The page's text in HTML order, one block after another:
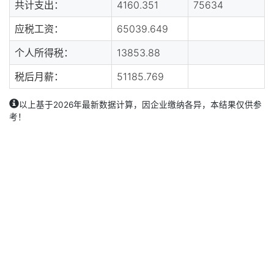
共计支出：
4160.351
75634
应税工资：
65039.649
个人所得税：
13853.88
税后月薪：
51185.769
以上基于2026年最新数据计算，因企业缴纳各异，本结果仅供参
考！